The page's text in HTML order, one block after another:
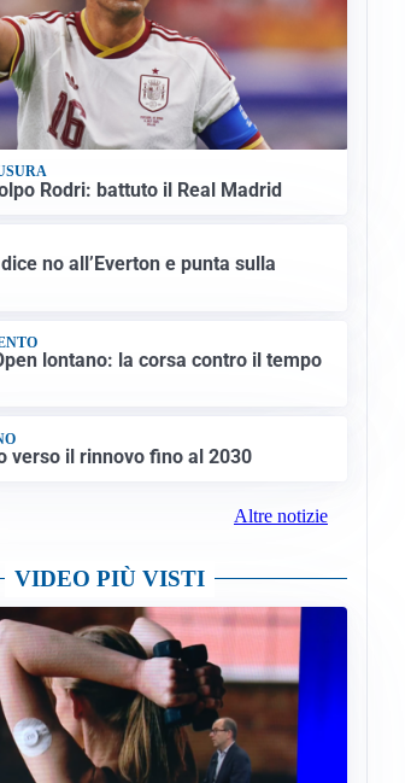
Rodri: battuto il Real Madrid
no all’Everton e punta sulla
lontano: la corsa contro il tempo
verso il rinnovo fino al 2030
Altre notizie
VIDEO PIÙ VISTI